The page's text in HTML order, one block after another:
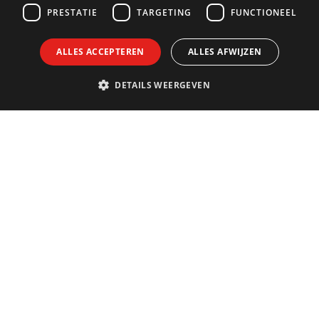
PRESTATIE TARGETING FUNCTIONEEL
ALLES ACCEPTEREN ALLES AFWIJZEN
DETAILS WEERGEVEN